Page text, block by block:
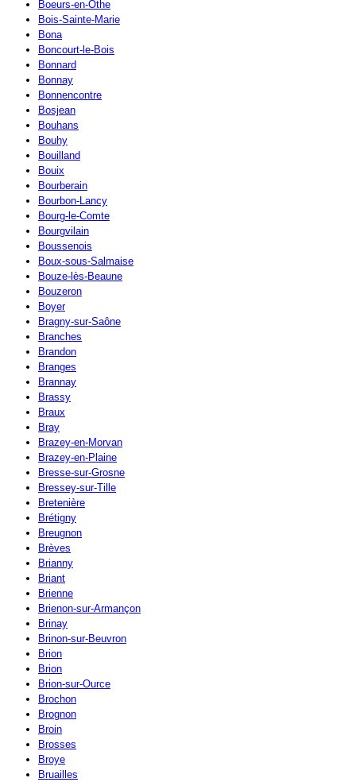
Boeurs-en-Othe
Bois-Sainte-Marie
Bona
Boncourt-le-Bois
Bonnard
Bonnay
Bonnencontre
Bosjean
Bouhans
Bouhy
Bouilland
Bouix
Bourberain
Bourbon-Lancy
Bourg-le-Comte
Bourgvilain
Boussenois
Boux-sous-Salmaise
Bouze-lès-Beaune
Bouzeron
Boyer
Bragny-sur-Saône
Branches
Brandon
Branges
Brannay
Brassy
Braux
Bray
Brazey-en-Morvan
Brazey-en-Plaine
Bresse-sur-Grosne
Bressey-sur-Tille
Bretenière
Brétigny
Breugnon
Brèves
Brianny
Briant
Brienne
Brienon-sur-Armançon
Brinay
Brinon-sur-Beuvron
Brion
Brion
Brion-sur-Ource
Brochon
Brognon
Broin
Brosses
Broye
Bruailles